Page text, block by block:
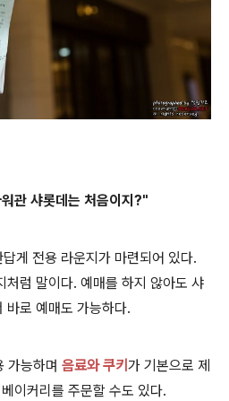
관 샤롯데는 처음이지?"
게 전용 라운지가 마련되어 있다.
처럼 말이다. 예매를 하지 않아도 샤
바로 예매도 가능하다.
가능하며 음료와 쿠키 가 기본으로 제
이커리를 주문할 수도 있다.